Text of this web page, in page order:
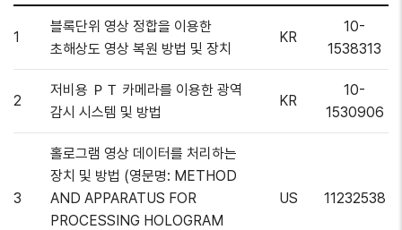
1
블록단위 영상 정합을 이용한
초해상도 영상 복원 방법 및 장치
KR
10-
1538313
2
저비용 ＰＴ 카메라를 이용한 광역
감시 시스템 및 방법
KR
10-
1530906
3
홀로그램 영상 데이터를 처리하는
장치 및 방법 (영문명: METHOD
AND APPARATUS FOR
PROCESSING HOLOGRAM
US 11232538